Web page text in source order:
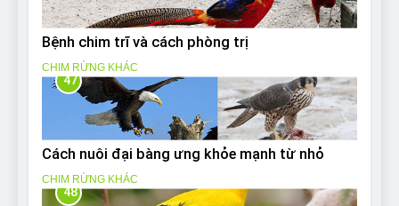
Bệnh chim trĩ và cách phòng trị
CHIM RỪNG KHÁC
47
Cách nuôi đại bàng ưng khỏe mạnh từ nhỏ
CHIM RỪNG KHÁC
48